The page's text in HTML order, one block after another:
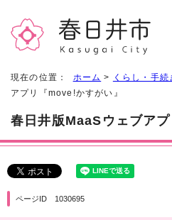
現在の位置： ホーム > くらし・手続
アプリ『move!かすがい』
春日井版MaaSウェブア
ページID 1030695